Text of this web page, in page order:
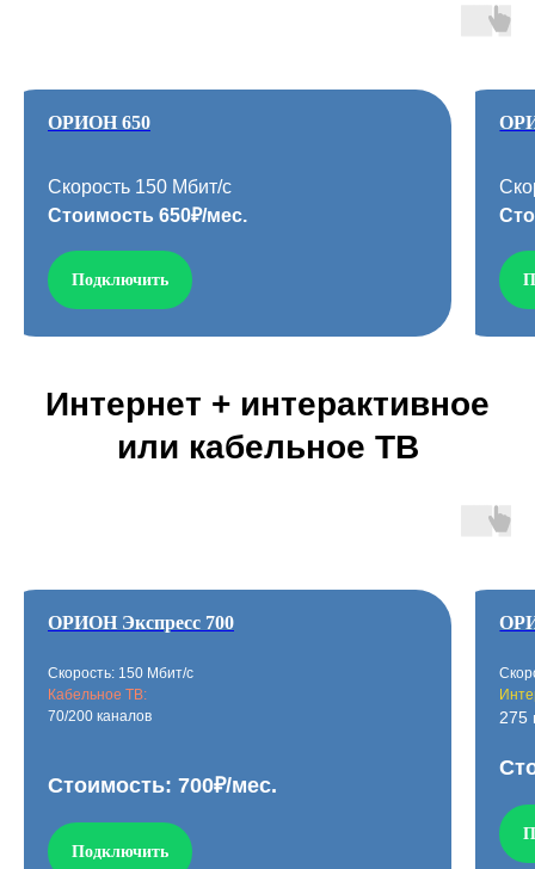
ОРИОН 650
Скорость 150 Мбит/с
Стоимость 650₽/мес.
Подключить
Интернет + интерактивное
или кабельное ТВ
ОРИОН Экспресс 700
Скорость: 150 Мбит/с
Кабельное ТВ:
70/200 каналов
Стоимость: 700₽/мес.
Подключить
275